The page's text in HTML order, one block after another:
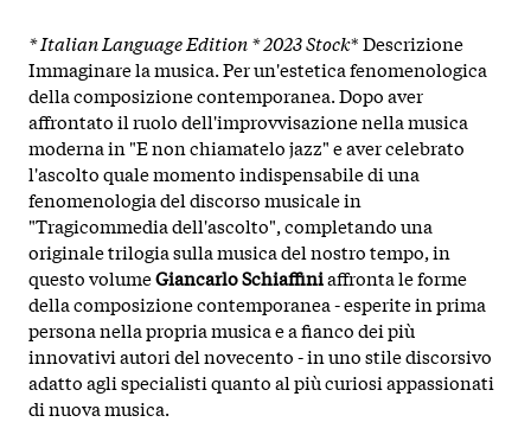
* Italian Language Edition *2023 Stock* Descrizione
Immaginare la musica. Per un'estetica fenomenologica
della composizione contemporanea. Dopo aver
affrontato il ruolo dell'improvvisazione nella musica
moderna in "E non chiamatelo jazz" e aver celebrato
l'ascolto quale momento indispensabile di una
fenomenologia del discorso musicale in
"Tragicommedia dell'ascolto", completando una
originale trilogia sulla musica del nostro tempo, in
questo volumeGiancarlo Schiaffiniaffronta le forme
della composizione contemporanea - esperite in prima
persona nella propria musica e a fianco dei più
innovativi autori del novecento - in uno stile discorsivo
adatto agli specialisti quanto al più curiosi appassionati
di nuova musica.